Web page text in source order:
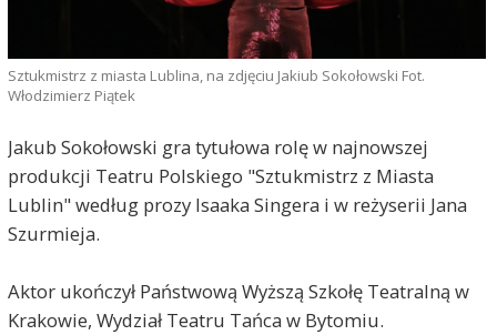
Sztukmistrz z miasta Lublina, na zdjęciu Jakiub Sokołowski Fot.
Włodzimierz Piątek
Jakub Sokołowski gra tytułowa rolę w najnowszej
produkcji Teatru Polskiego "Sztukmistrz z Miasta
Lublin" według prozy Isaaka Singera i w reżyserii Jana
Szurmieja.
Aktor ukończył Państwową Wyższą Szkołę Teatralną w
Krakowie, Wydział Teatru Tańca w Bytomiu.